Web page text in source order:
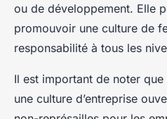
ou de développement. Elle
promouvoir une culture de
responsabilité à tous les
Il est important de noter
une culture d’entreprise